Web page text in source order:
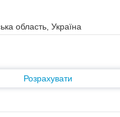
Розрахувати